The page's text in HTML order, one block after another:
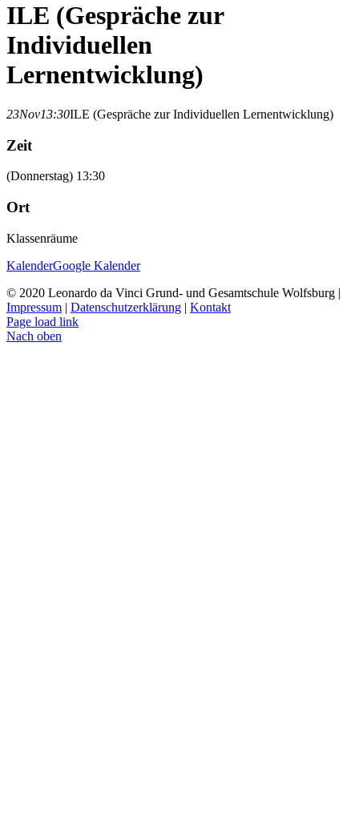
ILE (Gespräche zur
Individuellen
Lernentwicklung)
23Nov13:30ILE (Gespräche zur Individuellen Lernentwicklung)
Zeit
(Donnerstag) 13:30
Ort
Klassenräume
KalenderGoogle Kalender
© 2020 Leonardo da Vinci Grund- und Gesamtschule Wolfsburg |
Impressum | Datenschutzerklärung | Kontakt
Page load link
Nach oben